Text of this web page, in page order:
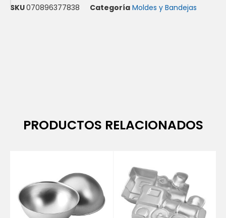
SKU070896377838 Categoría Moldes y Bandejas
PRODUCTOS RELACIONADOS